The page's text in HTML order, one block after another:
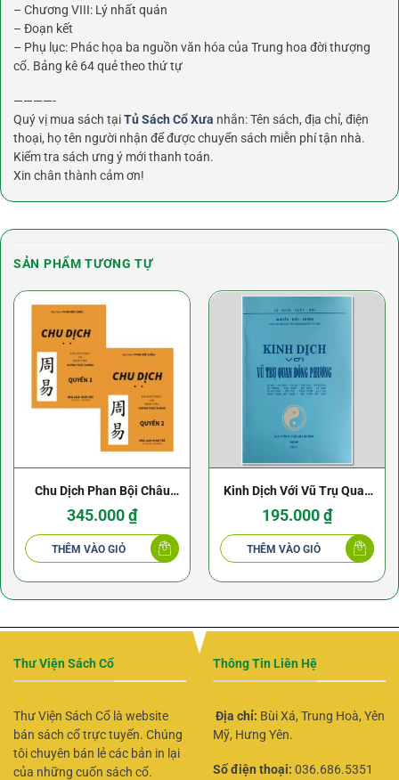
– Chương VIII: Lý nhất quán
– Đoạn kết
– Phụ lục: Phác họa ba nguồn văn hóa của Trung hoa đời thượng
cổ. Bảng kê 64 quẻ theo thứ tự
————-
Quý vị mua sách tạiTủ Sách Cổ Xưa nhắn: Tên sách, địa chỉ, điện
thoại, họ tên người nhận để được chuyển sách miễn phí tận nhà.
Kiểm tra sách ưng ý mới thanh toán.
Xin chân thành cảm ơn!
SẢN PHẨM TƯƠNG TỰ
Chu Dịch Phan Bội Châu
(Bộ 2 quyển)
345.000₫
THÊM VÀO GIỎ
Kinh Dịch Với Vũ Trụ Quan
Đông Phương – Nguyễn
Hữu Lương
195.000₫
THÊM VÀO GIỎ
Thư Viện Sách Cổ
Thư Viện Sách Cổ là website
bán sách cổ trực tuyến. Chúng
tôi chuyên bán lẻ các bản in lại
của những cuốn sách cổ.
Thông Tin Liên Hệ
Địa chỉ: Bùi Xá, Trung Hoà, Yên
Mỹ, Hưng Yên.
Số điện thoại: 036.686.5351